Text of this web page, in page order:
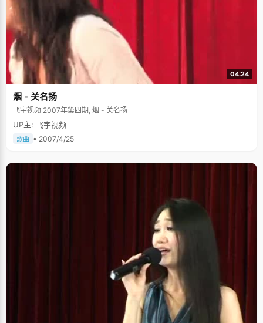
04:24
烟 - 关名扬
飞宇视频 2007年第四期, 烟 - 关名扬
UP主: 飞宇视频
歌曲 • 2007/4/25